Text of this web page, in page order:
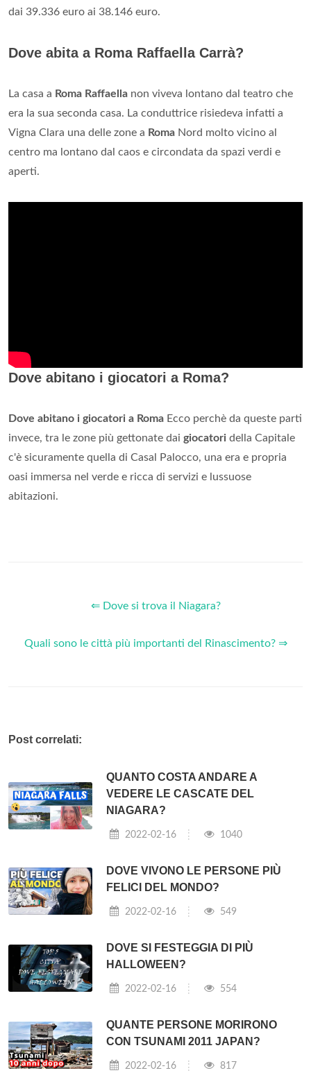
dai 39.336 euro ai 38.146 euro.
Dove abita a Roma Raffaella Carrà?
La casa a Roma Raffaella non viveva lontano dal teatro che
era la sua seconda casa. La conduttrice risiedeva infatti a
Vigna Clara una delle zone a Roma Nord molto vicino al
centro ma lontano dal caos e circondata da spazi verdi e
aperti.
Dove abitano i giocatori a Roma?
Dove abitano i giocatori a Roma Ecco perchè da queste parti
invece, tra le zone più gettonate dai giocatori della Capitale
c'è sicuramente quella di Casal Palocco, una era e propria
oasi immersa nel verde e ricca di servizi e lussuose
abitazioni.
⇐ Dove si trova il Niagara?
Quali sono le città più importanti del Rinascimento? ⇒
Post correlati:
QUANTO COSTA ANDARE A
VEDERE LE CASCATE DEL
NIAGARA?
2022-02-16 1040
DOVE VIVONO LE PERSONE PIÙ
FELICI DEL MONDO?
2022-02-16 549
DOVE SI FESTEGGIA DI PIÙ
HALLOWEEN?
2022-02-16 554
QUANTE PERSONE MORIRONO
CON TSUNAMI 2011 JAPAN?
2022-02-16 817